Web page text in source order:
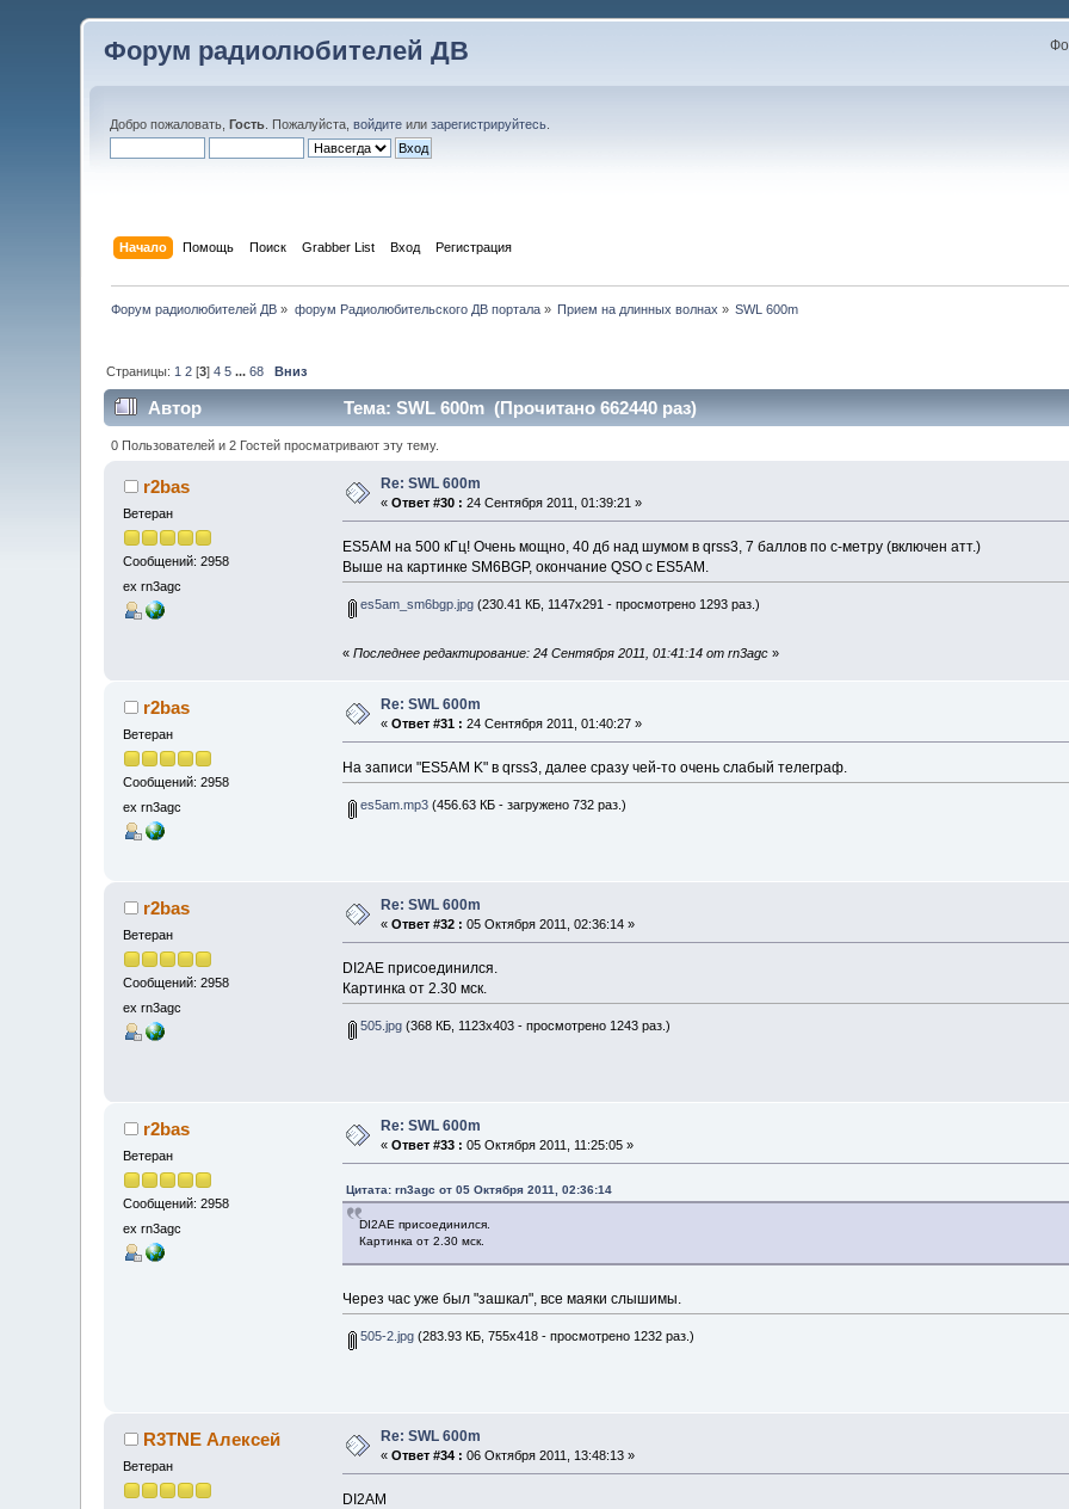
Форум радиолюбителей ДВ
Добро пожаловать,Гость . Пожалуйста,войдите илизарегистрируйтесь
Начало Помощь Поиск Grabber List Вход Регистрация
Форум радиолюбителей ДВ » форум Радиолюбительского ДВ портала» Прием на длинных волнах » SWL 600m
Страницы: 1 2 [3]4 5 ...68 Вниз
Автор Тема: SWL 600m (Прочитано 662440 раз)
0 Пользователей и 2 Гостей просматривают эту тему.
r2bas
Ветеран
Сообщений: 2958
ex rn3agc
Re: SWL 600m
«Ответ #30 : 24 Сентября 2011, 01:39:21 »
ES5AM на 500 кГц! Очень мощно, 40 дб над шумом в qrss3, 7 баллов по с-метру (включен атт.)
Выше на картинке SM6BGP, окончание QSO с ES5AM.
es5am_sm6bgp.jpg (230.41 КБ, 1147x291 - просмотрено 1293 раз.)
« Последнее редактирование: 24 Сентября 2011, 01:41:14 от rn3agc»
r2bas
Ветеран
Сообщений: 2958
ex rn3agc
Re: SWL 600m
«Ответ #31 : 24 Сентября 2011, 01:40:27 »
На записи "ES5AM K" в qrss3, далее сразу чей-то очень слабый телеграф.
es5am.mp3 (456.63 КБ - загружено 732 раз.)
r2bas
Ветеран
Сообщений: 2958
ex rn3agc
Re: SWL 600m
«Ответ #32 : 05 Октября 2011, 02:36:14 »
DI2AE присоединился.
Картинка от 2.30 мск.
505.jpg (368 КБ, 1123x403 - просмотрено 1243 раз.)
r2bas
Ветеран
Сообщений: 2958
ex rn3agc
Re: SWL 600m
«Ответ #33 : 05 Октября 2011, 11:25:05 »
Цитата: rn3agc от 05 Октября 2011, 02:36:14
DI2AE присоединился.
Картинка от 2.30 мск.
Через час уже был "зашкал", все маяки слышимы.
505-2.jpg (283.93 КБ, 755x418 - просмотрено 1232 раз.)
R3TNE Алексей
Ветеран
Re: SWL 600m
«Ответ #34 : 06 Октября 2011, 13:48:13 »
DI2AM